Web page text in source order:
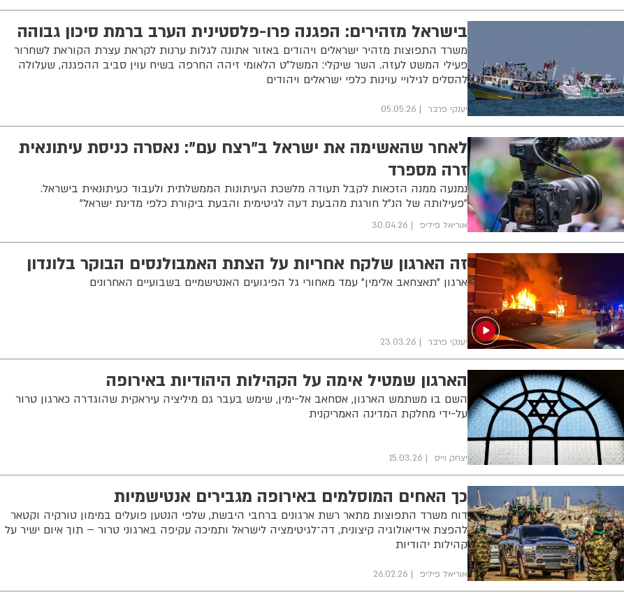
בישראל מזהירים: הפגנה פרו-פלסטינית הערב ברמת סיכון גבוהה
משרד התפוצות מזהיר ישראלים ויהודים באזור אתונה לגלות ערנות לקראת עצרת הקוראת לשחרור
פעילי המשט לעזה. השר שיקלי: המשל"ט הלאומי זיהה החרפה בשיח עוין סביב ההפגנה, שעלולה
להסלים לגילויי עוינות כלפי ישראלים ויהודים
יענקי פרבר 05.05.26
לאחר שהאשימה את ישראל ב"רצח עם": נאסרה כניסת עיתונאית
זרה מספרד
נמנעה ממנה הזכאות לקבל תעודה מלשכת העיתונות הממשלתית ולעבוד כעיתונאית בישראל.
"פעילותה של הנ"ל חורגת מהבעת דעה לגיטימית והבעת ביקורת כלפי מדינת ישראל"
אוריאל פיליפ 30.04.26
זה הארגון שלקח אחריות על הצתת האמבולנסים הבוקר בלונדון
ארגון "תאצחאב אלימין" עמד מאחורי גל הפיגועים האנטישמיים בשבועיים האחרונים
יענקי פרבר 23.03.26
הארגון שמטיל אימה על הקהילות היהודיות באירופה
השם בו משתמש הארגון, אסחאב אל-ימין, שימש בעבר גם מיליציה עיראקית שהוגדרה כארגון טרור
על-ידי מחלקת המדינה האמריקנית
יצחק וייס 15.03.26
כך האחים המוסלמים באירופה מגבירים אנטישמיות
דוח משרד התפוצות מתאר רשת ארגונים ברחבי היבשת, שלפי הנטען פועלים במימון טורקיה וקטאר
להפצת אידיאולוגיה קיצונית, דה־לגיטימציה לישראל ותמיכה עקיפה בארגוני טרור – תוך איום ישיר על
קהילות יהודיות
אוריאל פיליפ 26.02.26